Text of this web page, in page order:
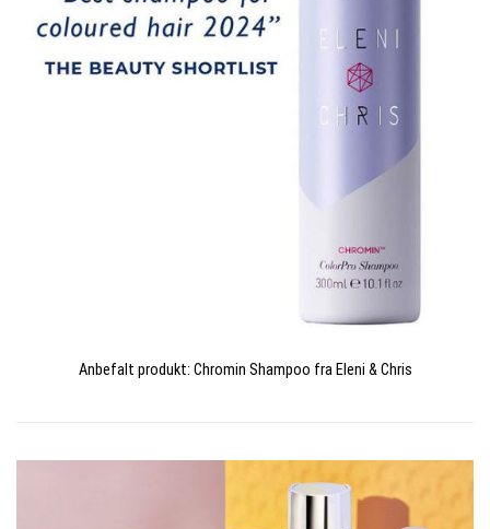
Anbefalt produkt: Chromin Shampoo fra Eleni & Chris